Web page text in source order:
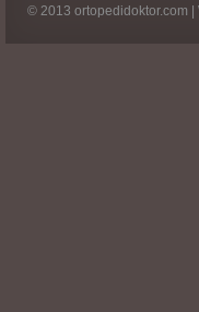
© 2013 ortopedidoktor.com |